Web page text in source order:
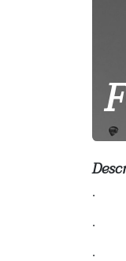
.
.
.